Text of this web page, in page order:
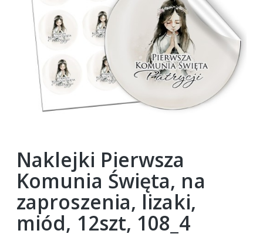
Naklejki Pierwsza
Komunia Święta, na
zaproszenia, lizaki,
miód, 12szt, 108_4